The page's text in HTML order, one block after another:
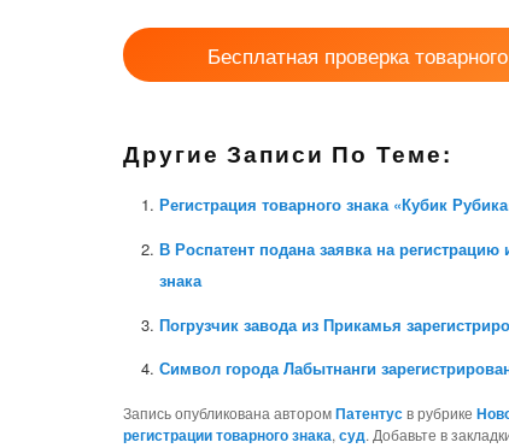
Бесплатная проверка
Другие Записи По Теме:
Регистрация товарного знака «Кубик
В Роспатент подана заявка на
знака
Погрузчик завода из Прикамья
Символ города Лабытнанги
Запись опубликована авторомПатентусв рубрике
регистрации товарного знака,суд. Добавьте в